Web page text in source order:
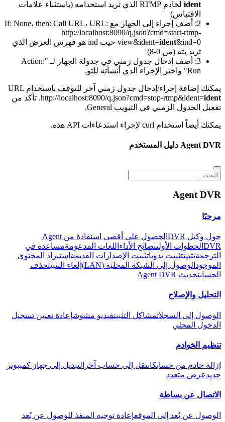
ident
لخادم RTMP الذي تريد استخدامه (باستثناء علامات
الاقتباس)
2: أضف إجراء إلى الجهاز مع If: None، then: Call URL، URL:
http://localhost:8090/q.json?cmd=start-rtmp-
view&ident=ident
&ind=0 حيث ind هو فهرس العرض الذي
تريد بثه (من 0-8)
3: أضف إدخال جدول زمني في جدولة الجهاز لـ "Action:
Run" واختر الإجراء الذي أنشأته للتو.
يمكنك إضافة إجراء/إدخال جدول زمني آخر للتوقف باستخدام URL
http://localhost:8090/q.json?cmd=stop-rtmp&ident=ident
. تأكد من
تفعيل الجدول الزمني في التبويب General.
يمكنك أيضاً استخدام curl لإجراء استدعاءات API هذه.
Agent DVR دليل المستخدم
Agent DVR
مرحبًا
حول وكيل DVR
الحصول على أقصى استفادة من Agent
DVR الخطوات الأولىنصائح الأداء اللغات المدعومةمساعدة في
الترجمةتثبيتتثبيت يدوياًتثبيت الإصدارات القديمة استيراد المحتوى
الموجود الوصول إلى الشبكة المحلية (LAN) إلغاء التثبيتحذف
الحسابتحديث Agent DVR
التحليل والإصلاح
الوصول إلى السجلاتمشاكل التثبيتفيديو مشوشإعادة تعيين تسجيل
الدخول المحلي
تنظيم الخوادم
إزالة خادم من حسابكانتقل إلى حساب آخر التبديل إلى جهاز كمبيوتر
جديدعرض متعدد
الاتصال عن بساطة
الوصول عن بُعد إلى الموقعإعادة توجيه المنفذ للوصول عن بُعد